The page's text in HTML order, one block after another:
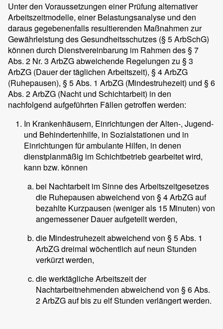
Unter den Voraussetzungen einer Prüfung alternativer
Arbeitszeitmodelle, einer Belastungsanalyse und den
daraus gegebenenfalls resultierenden Maßnahmen zur
Gewährleistung des Gesundheitsschutzes (§ 5 ArbSchG)
können durch Dienstvereinbarung im Rahmen des § 7
Abs. 2 Nr. 3 ArbZG abweichende Regelungen zu § 3
ArbZG (Dauer der täglichen Arbeitszeit), § 4 ArbZG
(Ruhepausen), § 5 Abs. 1 ArbZG (Mindestruhezeit) und § 6
Abs. 2 ArbZG (Nacht und Schichtarbeit) in den
nachfolgend aufgeführten Fällen getroffen werden:
In Krankenhäusern, Einrichtungen der Alten-, Jugend-
und Behindertenhilfe, in Sozialstationen und in
Einrichtungen für ambulante Hilfen, in denen
dienstplanmäßig im Schichtbetrieb gearbeitet wird,
kann bzw. können
bei Nachtarbeit im Sinne des Arbeitszeitgesetzes
die Ruhepausen abweichend von § 4 ArbZG auf
bezahlte Kurzpausen (weniger als 15 Minuten) von
angemessener Dauer aufgeteilt werden,
die Mindestruhezeit abweichend von § 5 Abs. 1
ArbZG dreimal wöchentlich auf neun Stunden
verkürzt werden,
die werktägliche Arbeitszeit der
Nachtarbeitnehmenden abweichend von § 6 Abs.
2 ArbZG auf bis zu elf Stunden verlängert werden.